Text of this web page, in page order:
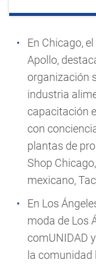
En Chicago,
Apollo,
organización
industria
capacitación
con
plantas de
Shop Chicago
mexicano,
En Los
moda de Los
comUNIDAD
la